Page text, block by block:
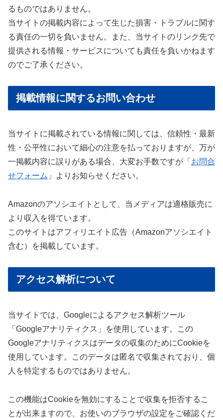
るものではありません。
当サイトの掲載内容によって生じた損害・トラブルに関す
る責任の一切を負いません。また、当サイトのリンク先で
提供される情報・サービスについても責任を負いかねます
のでご了承ください。
掲載情報に関するお問い合わせ
当サイトに掲載されている情報に関しては、信頼性・最新
性・公平性において細心の注意を払っておりますが、万が
一掲載内容に誤りがある場合、大変お手数ですが「 お問合
せフォーム 」よりお知らせください。
Amazonのアソシエイトとして、当メディアは適格販売に
より収入を得ています。
このサイトはアフィリエイト広告（Amazonアソシエイト
含む）を掲載しています。
アクセス解析について
当サイトでは、Googleによるアクセス解析ツール
「Googleアナリティクス」を使用しています。この
Googleアナリティクスはデータの収集のためにCookieを
使用しています。このデータは匿名で収集されており、個
人を特定するものではありません。
この機能はCookieを無効にすることで収集を拒否するこ
とが出来ますので、お使いのブラウザの設定をご確認くだ